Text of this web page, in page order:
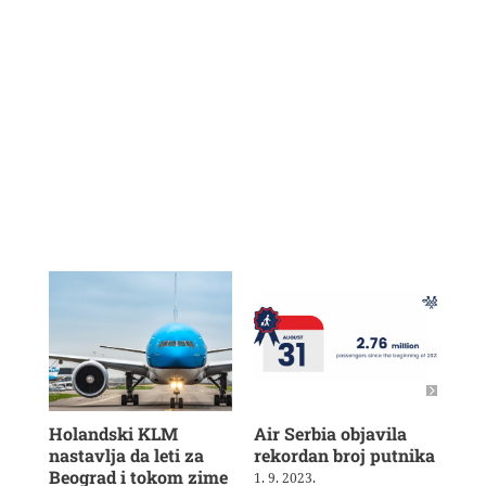
Holandski KLM
nastavlja da leti za
Beograd i tokom zime
Air Serbia objavila
rekordan broj putnika
1. 9. 2023.